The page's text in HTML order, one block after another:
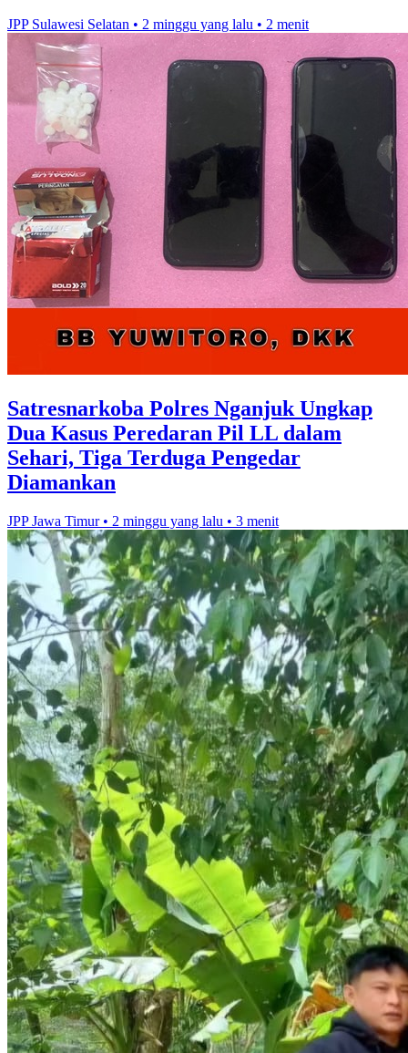
JPP Sulawesi Selatan • 2 minggu yang lalu • 2 menit
Satresnarkoba Polres Nganjuk Ungkap
Dua Kasus Peredaran Pil LL dalam
Sehari, Tiga Terduga Pengedar
Diamankan
JPP Jawa Timur • 2 minggu yang lalu • 3 menit